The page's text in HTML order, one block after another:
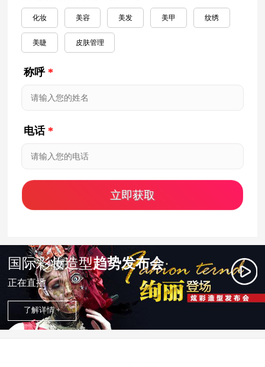
化妆 美容 美发 美甲 纹绣
美睫 皮肤管理
称呼 *
电话 *
国际彩妆造型趋势发布会
正在直播
了解详情 +